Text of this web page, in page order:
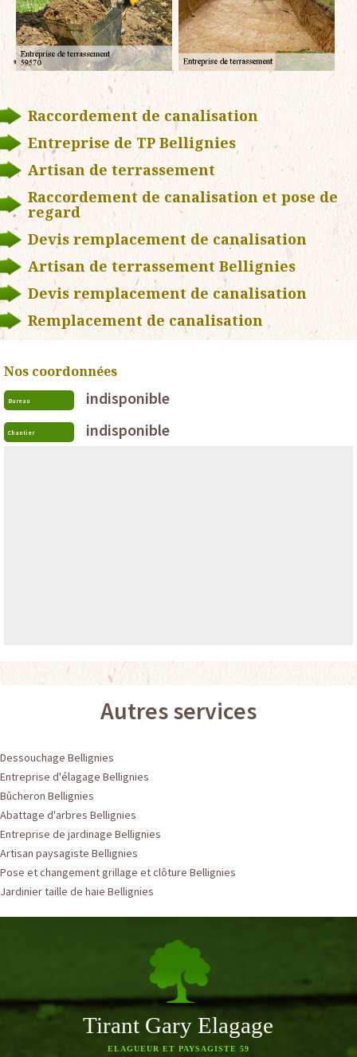
Raccordement de canalisation
Entreprise de TP Bellignies
Artisan de terrassement
Raccordement de canalisation et pose de
regard
Devis remplacement de canalisation
Artisan de terrassement Bellignies
Devis remplacement de canalisation
Remplacement de canalisation
Nos coordonnées
Bureau indisponible
Chantier indisponible
Autres services
Dessouchage Bellignies
Entreprise d'élagage Bellignies
Bûcheron Bellignies
Abattage d'arbres Bellignies
Entreprise de jardinage Bellignies
Artisan paysagiste Bellignies
Pose et changement grillage et clôture Bellignies
Jardinier taille de haie Bellignies
Tirant Gary Elagage
ELAGUEUR ET PAYSAGISTE 59